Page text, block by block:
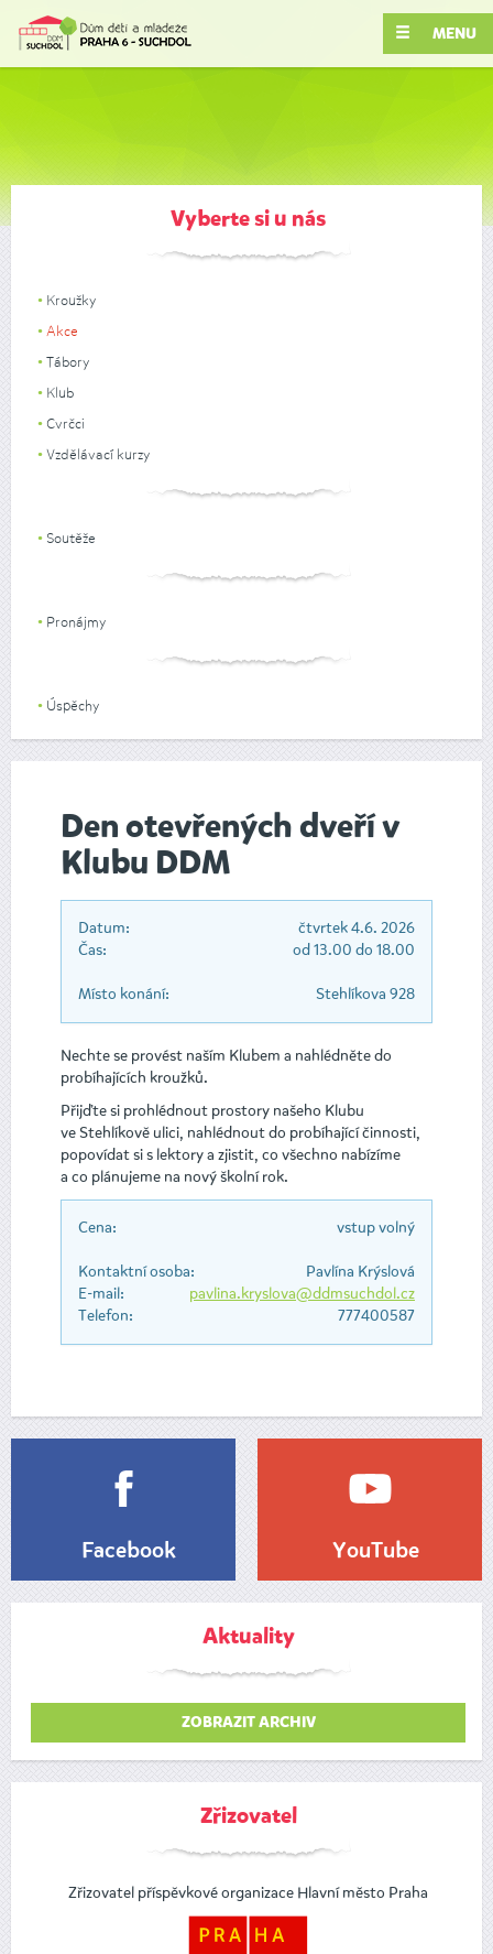
MENU
Vyberte si u nás
Kroužky
Akce
Tábory
Klub
Cvrčci
Vzdělávací kurzy
Soutěže
Pronájmy
Úspěchy
Den otevřených dveří v
Klubu DDM
Datum:
čtvrtek 4.6. 2026
Čas:
od 13.00 do 18.00
Místo konání: Stehlíkova 928
Nechte se provést naším Klubem a nahlédněte do
probíhajících kroužků.
Přijďte si prohlédnout prostory našeho Klubu
ve Stehlíkově ulici, nahlédnout do probíhající činnosti,
popovídat si s lektory a zjistit, co všechno nabízíme
a co plánujeme na nový školní rok.
Cena: vstup volný
Kontaktní osoba:
Pavlína Krýslová
E-mail:
pavlina.kryslova@ddmsuchdol.cz
Telefon:
777400587
Facebook YouTube
Aktuality
ZOBRAZIT ARCHIV
Zřizovatel
Zřizovatel příspěvkové organizace Hlavní město Praha